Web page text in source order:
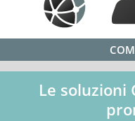
Le soluzioni